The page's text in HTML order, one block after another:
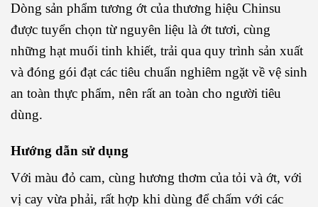
Dòng sản phẩm tương ớt của thương hiệu Chinsu
được tuyển chọn từ nguyên liệu là ớt tươi, cùng
những hạt muối tinh khiết, trải qua quy trình sản xuất
và đóng gói đạt các tiêu chuẩn nghiêm ngặt về vệ sinh
an toàn thực phẩm, nên rất an toàn cho người tiêu
dùng.
Hướng dẫn sử dụng
Với màu đỏ cam, cùng hương thơm của tỏi và ớt, với
vị cay vừa phải, rất hợp khi dùng để chấm với các